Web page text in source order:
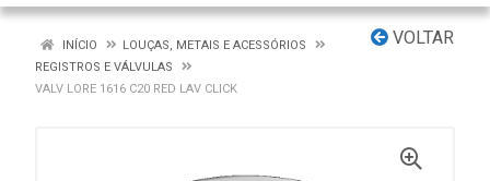
VOLTAR
INÍCIO
LOUÇAS, METAIS E ACESSÓRIOS
REGISTROS E VÁLVULAS
VALV LORE 1616 C20 RED LAV CLICK